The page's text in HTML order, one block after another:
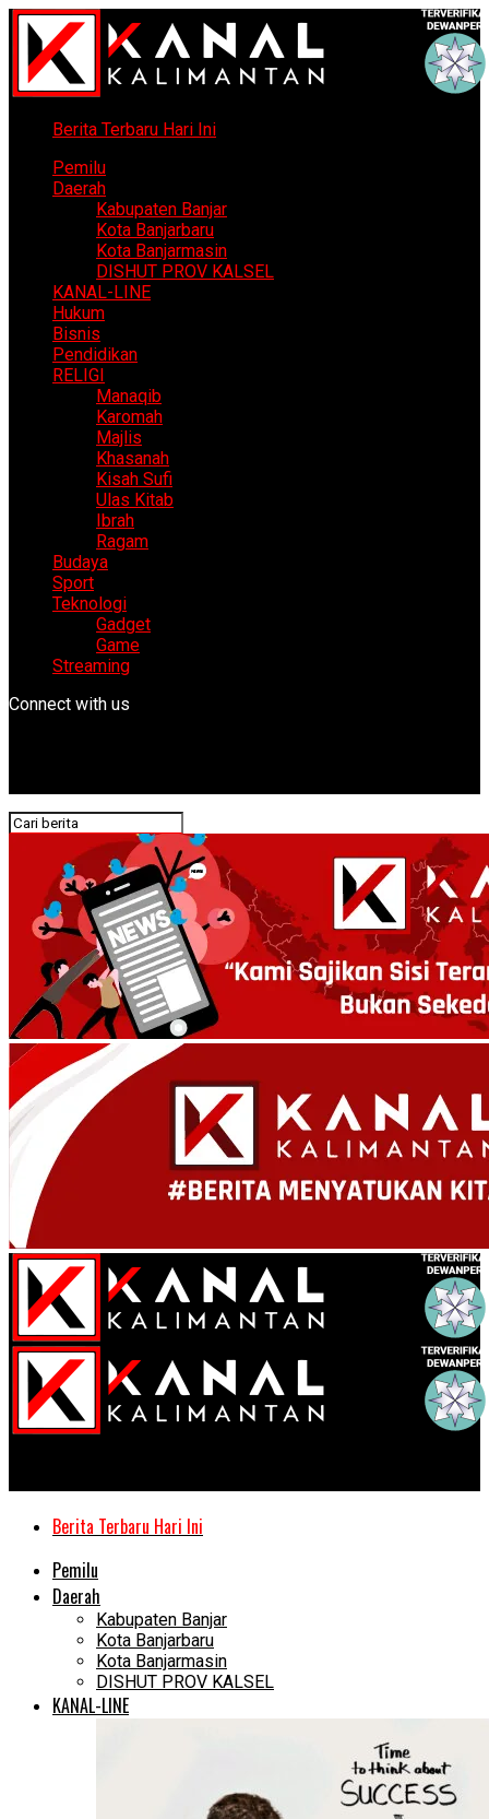
Berita Terbaru Hari Ini
Pemilu
Daerah
Kabupaten Banjar
Kota Banjarbaru
Kota Banjarmasin
DISHUT PROV KALSEL
KANAL-LINE
Hukum
Bisnis
Pendidikan
RELIGI
Manaqib
Karomah
Majlis
Khasanah
Kisah Sufi
Ulas Kitab
Ibrah
Ragam
Budaya
Sport
Teknologi
Gadget
Game
Streaming
Connect with us
Berita Terbaru Hari Ini
Pemilu
Daerah
Kabupaten Banjar
Kota Banjarbaru
Kota Banjarmasin
DISHUT PROV KALSEL
KANAL-LINE